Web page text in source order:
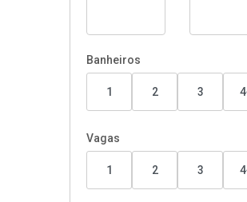
Banheiros
1 2 3
Vagas
1 2 3